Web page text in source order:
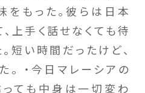
をもった。彼らは日本
上手く話せなくても待
短い時間だったけど、
。 ・今日マレーシアの
ても中身は一切変わ